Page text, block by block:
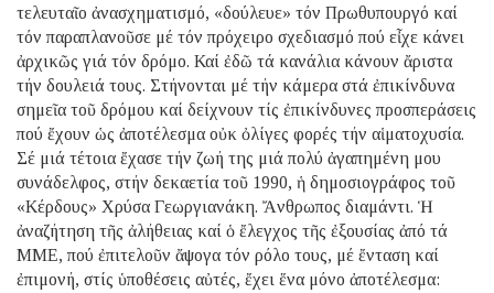
τελευταῖο ἀνασχηματισμό, «δούλευε» τόν Πρωθυπουργό καί
τόν παραπλανοῦσε μέ τόν πρόχειρο σχεδιασμό πού εἶχε κάνει
ἀρχικῶς γιά τόν δρόμο. Καί ἐδῶ τά κανάλια κάνουν ἄριστα
τήν δουλειά τους. Στήνονται μέ τήν κάμερα στά ἐπικίνδυνα
σημεῖα τοῦ δρόμου καί δείχνουν τίς ἐπικίνδυνες προσπεράσεις
πού ἔχουν ὡς ἀποτέλεσμα οὐκ ὀλίγες φορές τήν αἱματοχυσία.
Σέ μιά τέτοια ἔχασε τήν ζωή της μιά πολύ ἀγαπημένη μου
συνάδελφος, στήν δεκαετία τοῦ 1990, ἡ δημοσιογράφος τοῦ
«Κέρδους» Χρύσα Γεωργιανάκη. Ἄνθρωπος διαμάντι. Ἡ
ἀναζήτηση τῆς ἀλήθειας καί ὁ ἔλεγχος τῆς ἐξουσίας ἀπό τά
ΜΜΕ, πού ἐπιτελοῦν ἄψογα τόν ρόλο τους, μέ ἔνταση καί
ἐπιμονή, στίς ὑποθέσεις αὐτές, ἔχει ἕνα μόνο ἀποτέλεσμα: